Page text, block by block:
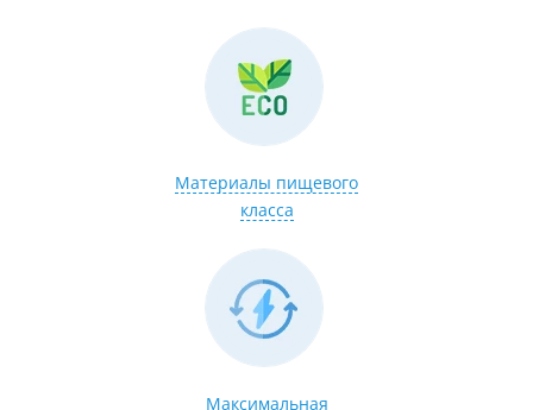
Материалы пищевого
класса
Максимальная